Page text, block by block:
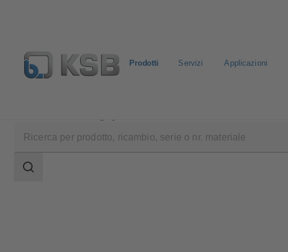
Prodotti Servizi Applicazioni
della
Ambito